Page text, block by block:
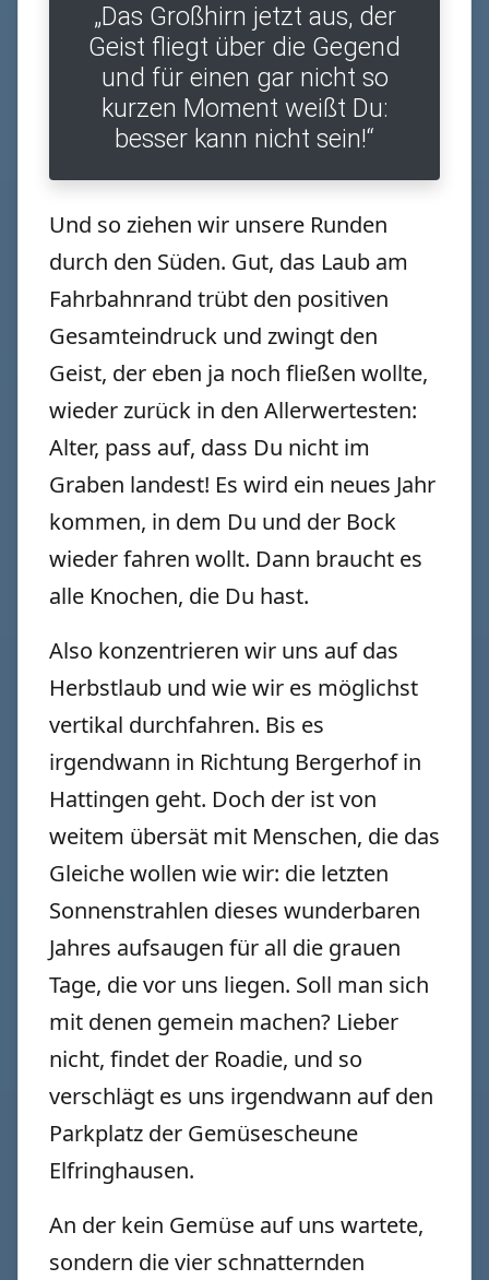
„Das Großhirn jetzt aus, der
Geist fliegt über die Gegend
und für einen gar nicht so
kurzen Moment weißt Du:
besser kann nicht sein!“
Und so ziehen wir unsere Runden
durch den Süden. Gut, das Laub am
Fahrbahnrand trübt den positiven
Gesamteindruck und zwingt den
Geist, der eben ja noch fließen wollte,
wieder zurück in den Allerwertesten:
Alter, pass auf, dass Du nicht im
Graben landest! Es wird ein neues Jahr
kommen, in dem Du und der Bock
wieder fahren wollt. Dann braucht es
alle Knochen, die Du hast.
Also konzentrieren wir uns auf das
Herbstlaub und wie wir es möglichst
vertikal durchfahren. Bis es
irgendwann in Richtung Bergerhof in
Hattingen geht. Doch der ist von
weitem übersät mit Menschen, die das
Gleiche wollen wie wir: die letzten
Sonnenstrahlen dieses wunderbaren
Jahres aufsaugen für all die grauen
Tage, die vor uns liegen. Soll man sich
mit denen gemein machen? Lieber
nicht, findet der Roadie, und so
verschlägt es uns irgendwann auf den
Parkplatz der Gemüsescheune
Elfringhausen.
An der kein Gemüse auf uns wartete,
sondern die vier schnatternden